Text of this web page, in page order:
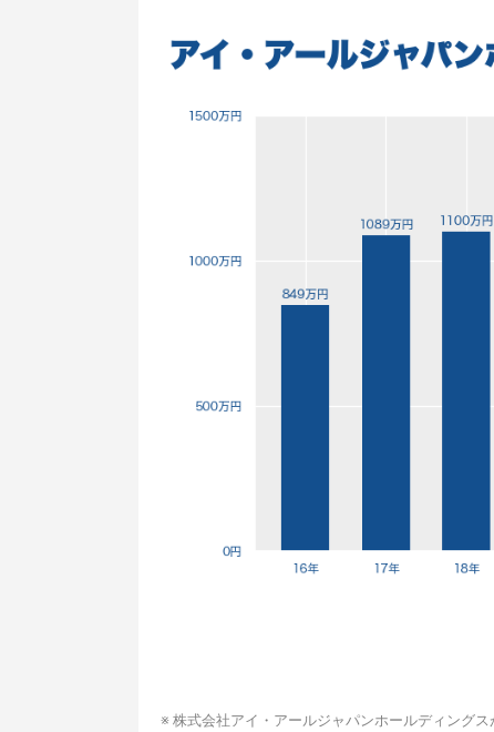
※ 株式会社アイ・アールジャパンホールディングス